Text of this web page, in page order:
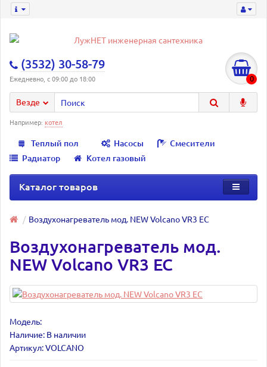
(3532) 30-58-79
Ежедневно, с 09:00 до 18:00 0
Везде
Например: котел
Теплый пол Насосы
Смесители
Радиатор
Котел газовый
Каталог товаров
Воздухонагреватель мод. NEW Volcano VR3 EC
Воздухонагреватель мод.
NEW Volcano VR3 EC
Модель:
Наличие: В наличии
Артикул: VOLCANO